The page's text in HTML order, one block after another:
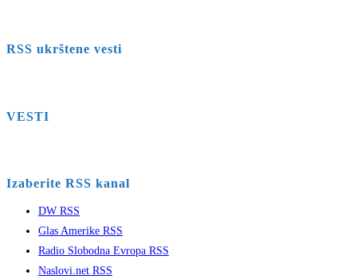
RSS ukrštene vesti
VESTI
Izaberite RSS kanal
DW RSS
Glas Amerike RSS
Radio Slobodna Evropa RSS
Naslovi.net RSS